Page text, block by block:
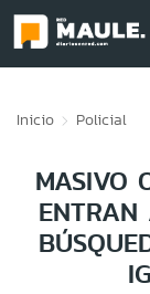
Inicio Policial
MASIVO